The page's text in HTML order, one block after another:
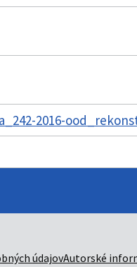
2016-
údajovAutorské